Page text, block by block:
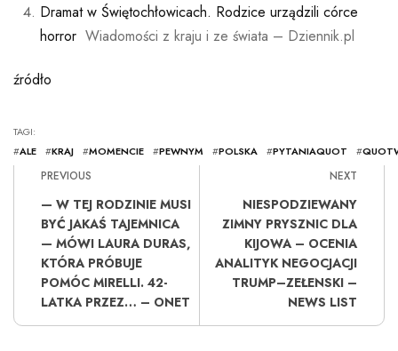
Dramat w Świętochłowicach. Rodzice urządzili córce
horror Wiadomości z kraju i ze świata – Dziennik.pl
źródło
TAGI:
#ALE #KRAJ #MOMENCIE #PEWNYM #POLSKA #PYTANIAQUOT #
PREVIOUS
— W TEJ RODZINIE MUSI
BYĆ JAKAŚ TAJEMNICA
— MÓWI LAURA DURAS,
KTÓRA PRÓBUJE
POMÓC MIRELLI. 42-
LATKA PRZEZ… – ONET
NEXT
NIESPODZIEWANY
ZIMNY PRYSZNIC DLA
KIJOWA – OCENIA
ANALITYK NEGOCJACJI
TRUMP–ZEŁENSKI –
NEWS LIST